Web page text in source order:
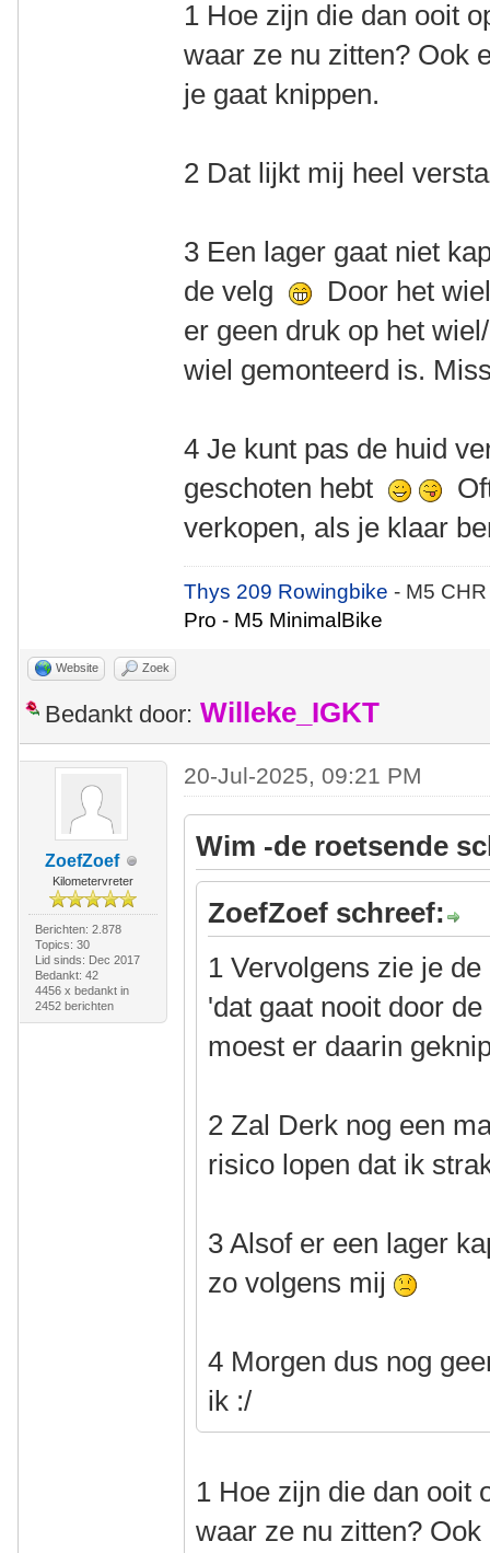
1 Hoe zijn die dan ooit
waar ze nu zitten? Ook
je gaat knippen.
2 Dat lijkt mij heel
3 Een lager gaat niet
de velg
Door het
er geen druk op het
wiel gemonteerd is.
4 Je kunt pas de huid
geschoten hebt
verkopen, als je klaar
Thys 209 Rowingbike- M5
Pro - M5 MinimalBike
Website Zoek
Bedankt door: Willeke_IGKT
ZoefZoef
Kilometervreter
Berichten: 2.878
Topics: 30
Lid sinds: Dec 2017
Bedankt: 42
4456 x bedankt in
2452 berichten
20-Jul-2025, 09:21 PM
Wim -de roetsende
ZoefZoef schreef:
1 Vervolgens zie je
'dat gaat nooit door
moest er daarin
2 Zal Derk nog een
risico lopen dat ik
3 Alsof er een lager
zo volgens mij
4 Morgen dus nog
ik :/
1 Hoe zijn die dan ooit
waar ze nu zitten?